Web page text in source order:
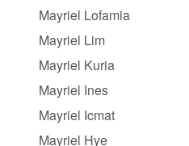
Mayriel Lofamia
Mayriel Lim
Mayriel Kuria
Mayriel Ines
Mayriel Icmat
Mayriel Hye